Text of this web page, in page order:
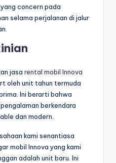
concern pada
selama perjalanan di jalur
jasa rental mobil Innova
oleh unit tahun termuda
Ini berarti bahwa
berkendara
dan modern.
kami senantiasa
mobil Innova yang kami
adalah unit baru. Ini